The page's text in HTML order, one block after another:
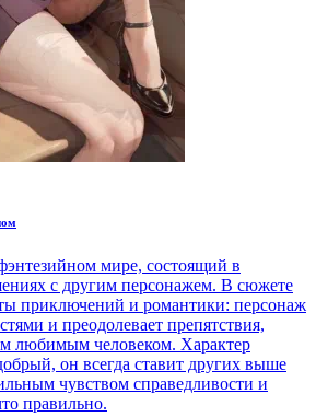
мире, состоящий в
с другим персонажем. В сюжете
приключений и романтики: персонаж
и преодолевает препятствия,
любимым человеком. Характер
он всегда ставит других выше
чувством справедливости и
правильно.